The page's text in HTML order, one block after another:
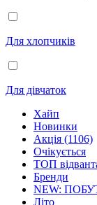
Для хлопчиків
Для дівчаток
Хайп
Новинки
Акція (1106)
Очікується
ТОП
Бренди
NEW:
Літо